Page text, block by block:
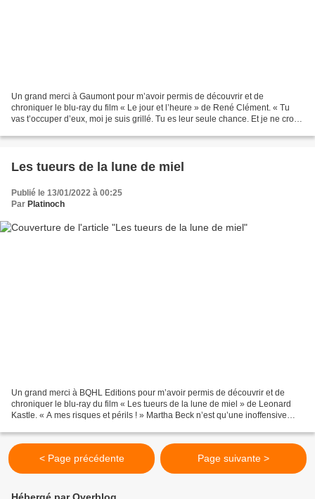
Un grand merci à Gaumont pour m’avoir permis de découvrir et de
chroniquer le blu-ray du film « Le jour et l’heure » de René Clément. « Tu
vas t’occuper d’eux, moi je suis grillé. Tu es leur seule chance. Et je ne crois
Les tueurs de la lune de miel
Publié le 13/01/2022 à 00:25
Par Platinoch
Un grand merci à BQHL Editions pour m’avoir permis de découvrir et de
chroniquer le blu-ray du film « Les tueurs de la lune de miel » de Leonard
Kastle. « A mes risques et périls ! » Martha Beck n’est qu’une inoffensive
< Page précédente Page suivante >